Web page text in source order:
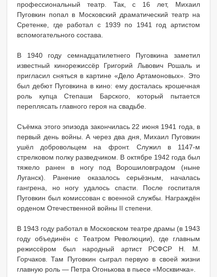
профессиональный театр. Так, с 16 лет, Михаил
Пуговкин попал в Московский драматический театр на
Сретенке, где работал с 1939 по 1941 год артистом
вспомогательного состава.
В 1940 году семнадцатилетнего Пуговкина заметил
известный кинорежиссёр Григорий Львович Рошаль и
пригласил сняться в картине «Дело Артамоновых». Это
был дебют Пуговкина в кино: ему досталась крошечная
роль купца Степаши Барского, который пытается
переплясать главного героя на свадьбе.
Съёмка этого эпизода закончилась 22 июня 1941 года, в
первый день войны. А через два дня, Михаил Пуговкин
ушёл добровольцем на фронт. Служил в 1147-м
стрелковом полку разведчиком. В октябре 1942 года был
тяжело ранен в ногу под Ворошиловградом (ныне
Луганск). Ранение оказалось серьёзным, началась
гангрена, но ногу удалось спасти. После госпиталя
Пуговкин был комиссован с военной службы. Награждён
орденом Отечественной войны II степени.
В 1943 году работал в Московском театре драмы (в 1943
году объединён с Театром Революции), где главным
режиссёром был народный артист РСФСР Н. М.
Горчаков. Там Пуговкин сыграл первую в своей жизни
главную роль — Петра Огонькова в пьесе «Москвичка».